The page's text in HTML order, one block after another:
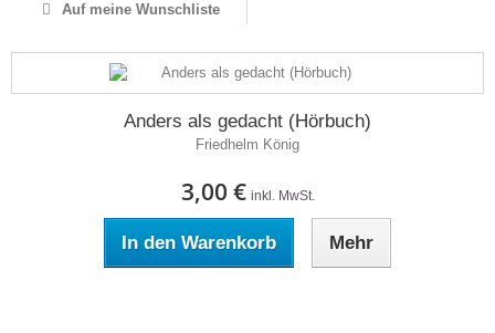
Auf meine Wunschliste
Anders als gedacht (Hörbuch)
Friedhelm König
3,00 € inkl. MwSt.
In den Warenkorb Mehr